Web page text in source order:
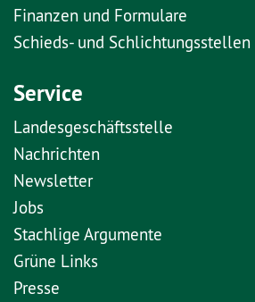
Finanzen und Formulare
Schieds- und Schlichtungsstellen
Service
Landesgeschäftsstelle
Nachrichten
Newsletter
Jobs
Stachlige Argumente
Grüne Links
Presse